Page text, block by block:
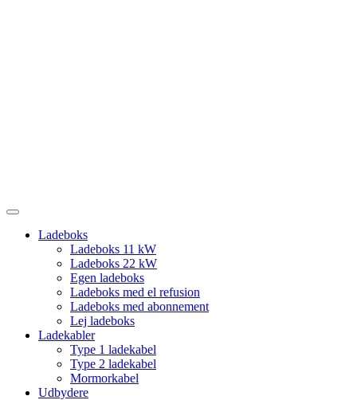
Ladeboks
Ladeboks 11 kW
Ladeboks 22 kW
Egen ladeboks
Ladeboks med el refusion
Ladeboks med abonnement
Lej ladeboks
Ladekabler
Type 1 ladekabel
Type 2 ladekabel
Mormorkabel
Udbydere